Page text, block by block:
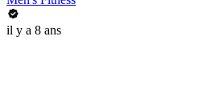
il y a 8 ans